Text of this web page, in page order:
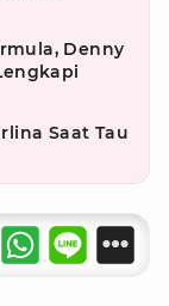
Denny
Saat Tau